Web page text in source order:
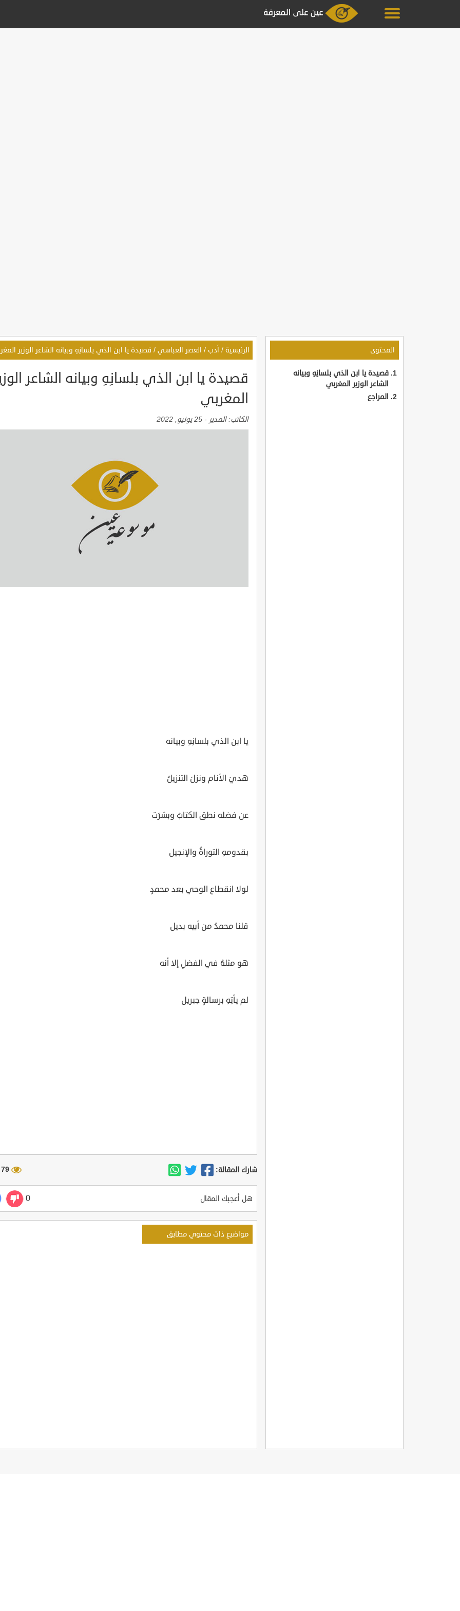
المحتوى
قصيدة يا ابن الذي بلسانِهِ وبيانه
الشاعر الوزير المغربي
المراجع
الرئيسية / أدب / العصر العباسي / قصيدة يا ابن الذي بلسانِهِ وبيانه الشاعر الوزير
قصيدة يا ابن الذي بلسانِهِ وبيانه الشاعر
المغربي
الكاتب:المدير - 25 يونيو, 2022
يا ابن الذي بلسانِهِ وبيانه
هديَ الأنام ونزلَ التنزيلُ
عن فضله نطق الكتابُ وبشرَت
بقدومهِ التوراةُ والإنجيل
لولا انقطاع الوحي بعد محمدٍ
قلنا محمدُ من أبيه بديل
هو مثلهُ في الفضلِ إلا أنه
لم يأتِهِ برسالةٍ جبريل
شارك المقالة: 79 مشاهدة
هل أعجبك المقال 0
مواضيع ذات محتوي مطابق